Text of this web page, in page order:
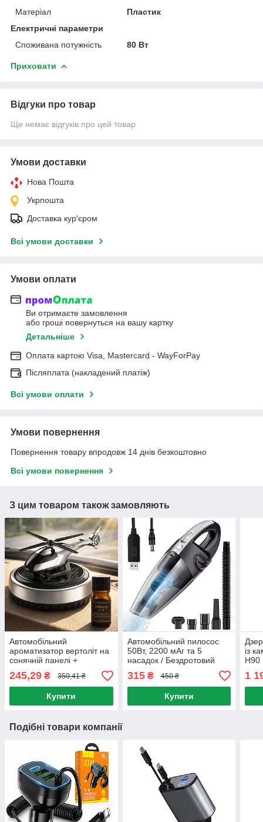
Матеріал
Пластик
Електричні параметри
Споживана потужність
80 Вт
Приховати
Відгуки про товар
Ще немає відгуків про цей товар
Умови доставки
Нова Пошта
Укрпошта
Доставка кур'єром
Всі умови доставки
Умови оплати
Ви отримаєте замовлення
або гроші повернуться на вашу картку
Детальніше
Оплата картою Visa, Mastercard - WayForPay
Післяплата (накладений платіж)
Всі умови оплати
Умови повернення
Повернення товару впродовж 14 днів безкоштовно
Всі умови повернення
З цим товаром також замовляють
Автомобільний
ароматизатор вертоліт на
сонячній панелі +
Сріблястий / Пахучка в
авто
245,29 ₴ 350,41 ₴
Купити
Автомобільний пилосос
50Вт, 2200 мАг та 5
насадок / Бездротовий
Портативний пилосос
315₴ 450 ₴
Купити
із
H90
1
Подібні товари компанії